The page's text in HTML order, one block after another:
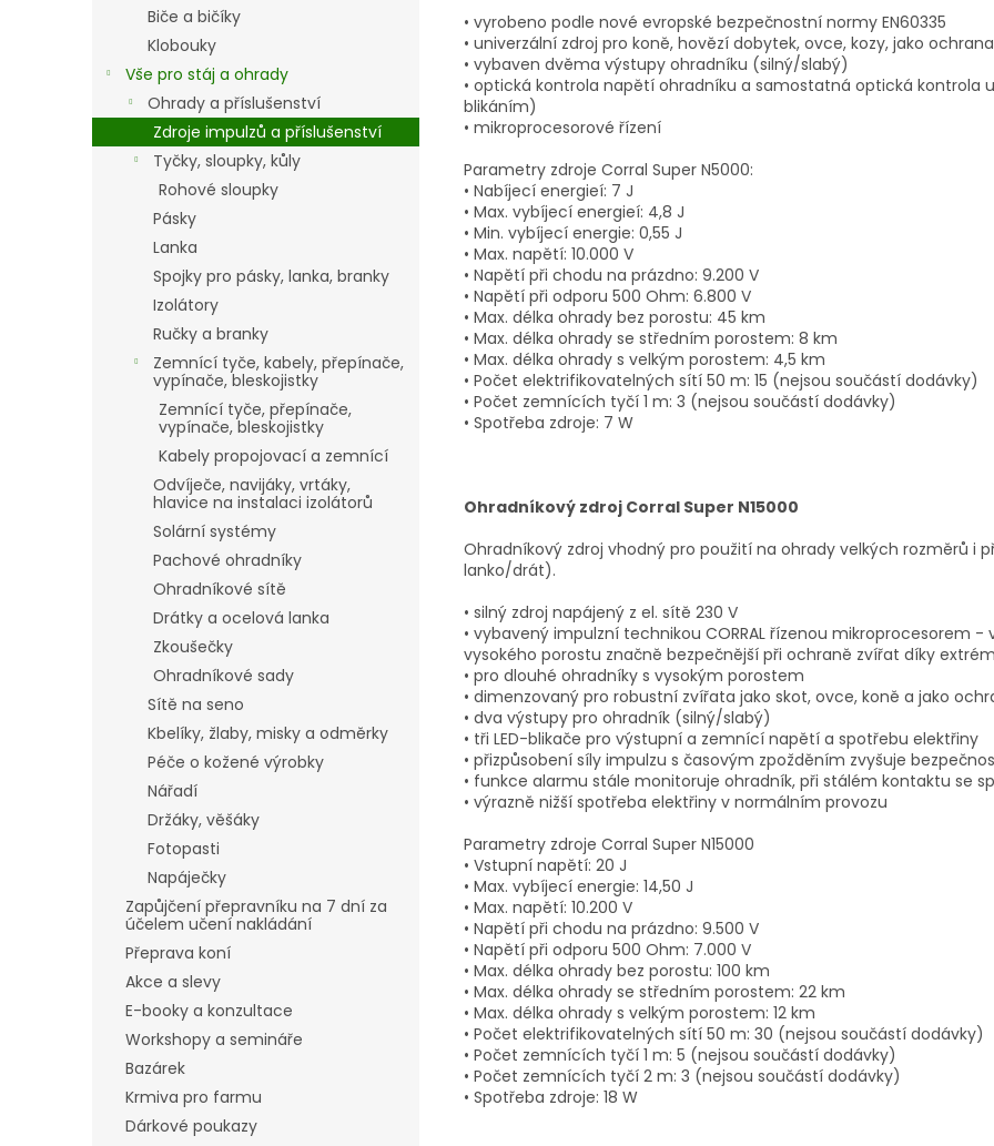
Biče a bičíky
Klobouky
Vše pro stáj a ohrady
Ohrady a příslušenství
Zdroje impulzů a příslušenství
Tyčky, sloupky, kůly
Rohové sloupky
Pásky
Lanka
Spojky pro pásky, lanka, branky
Izolátory
Ručky a branky
Zemnící tyče, kabely, přepínače,
vypínače, bleskojistky
Zemnící tyče, přepínače,
vypínače, bleskojistky
Kabely propojovací a zemnící
Odvíječe, navijáky, vrtáky,
hlavice na instalaci izolátorů
Solární systémy
Pachové ohradníky
Ohradníkové sítě
Drátky a ocelová lanka
Zkoušečky
Ohradníkové sady
Sítě na seno
Kbelíky, žlaby, misky a odměrky
Péče o kožené výrobky
Nářadí
Držáky, věšáky
Fotopasti
Napáječky
Zapůjčení přepravníku na 7 dní za
účelem učení nakládání
Přeprava koní
Akce a slevy
E-booky a konzultace
Workshopy a semináře
Bazárek
Krmiva pro farmu
Dárkové poukazy
• vyrobeno podle nové evropské bezpečnostní normy EN60335
• univerzální zdroj pro koně, hovězí dobytek, ovce, kozy, jako
• vybaven dvěma výstupy ohradníku (silný/slabý)
• optická kontrola napětí ohradníku a samostatná optická kontrola
blikáním)
• mikroprocesorové řízení
Parametry zdroje Corral Super N5000:
• Nabíjecí energieí: 7 J
• Max. vybíjecí energieí: 4,8 J
• Min. vybíjecí energie: 0,55 J
• Max. napětí: 10.000 V
• Napětí při chodu na prázdno: 9.200 V
• Napětí při odporu 500 Ohm: 6.800 V
• Max. délka ohrady bez porostu: 45 km
• Max. délka ohrady se středním porostem: 8 km
• Max. délka ohrady s velkým porostem: 4,5 km
• Počet elektrifikovatelných sítí 50 m: 15 (nejsou součástí dodávky)
• Počet zemnících tyčí 1 m: 3 (nejsou součástí dodávky)
• Spotřeba zdroje: 7 W
Ohradníkový zdroj Corral Super N15000
Ohradníkový zdroj vhodný pro použití na ohrady velkých rozměrů i
lanko/drát).
• silný zdroj napájený z el. sítě 230 V
• vybavený impulzní technikou CORRAL řízenou mikroprocesorem
vysokého porostu značně bezpečnější při ochraně zvířat díky
• pro dlouhé ohradníky s vysokým porostem
• dimenzovaný pro robustní zvířata jako skot, ovce, koně a jako
• dva výstupy pro ohradník (silný/slabý)
• tři LED-blikače pro výstupní a zemnící napětí a spotřebu elektřiny
• přizpůsobení síly impulzu s časovým zpožděním zvyšuje
• funkce alarmu stále monitoruje ohradník, při stálém kontaktu se
• výrazně nižší spotřeba elektřiny v normálním provozu
Parametry zdroje Corral Super N15000
• Vstupní napětí: 20 J
• Max. vybíjecí energie: 14,50 J
• Max. napětí: 10.200 V
• Napětí při chodu na prázdno: 9.500 V
• Napětí při odporu 500 Ohm: 7.000 V
• Max. délka ohrady bez porostu: 100 km
• Max. délka ohrady se středním porostem: 22 km
• Max. délka ohrady s velkým porostem: 12 km
• Počet elektrifikovatelných sítí 50 m: 30 (nejsou součástí dodávky)
• Počet zemnících tyčí 1 m: 5 (nejsou součástí dodávky)
• Počet zemnících tyčí 2 m: 3 (nejsou součástí dodávky)
• Spotřeba zdroje: 18 W